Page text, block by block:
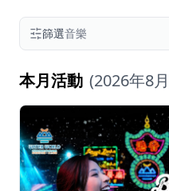
約會好去處
美食佳餚
品酒
咖啡廳
運動
篩選音樂
本月活動 (2026年8月